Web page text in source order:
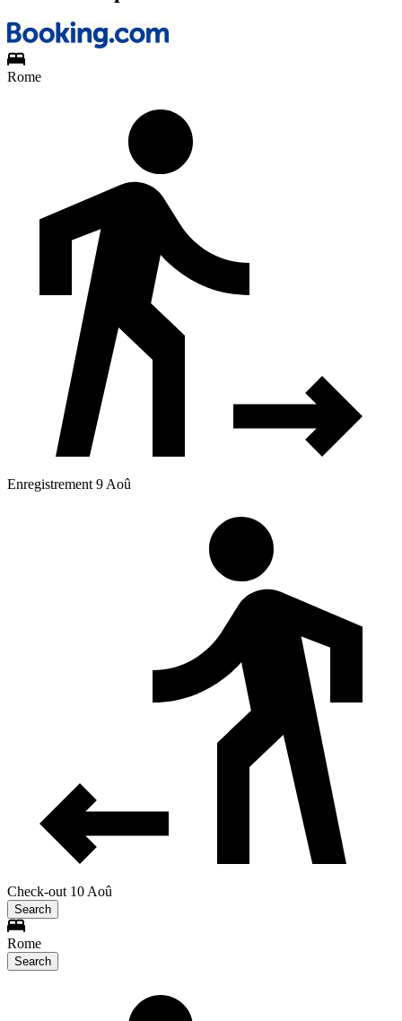
Rome
Enregistrement 9 Aoû
Check-out 10 Aoû
Search
Rome
Search